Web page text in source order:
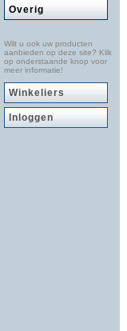
Overig
Wilt u ook uw producten
aanbieden op deze site? Klik
op onderstaande knop voor
meer informatie!
Winkeliers
Inloggen